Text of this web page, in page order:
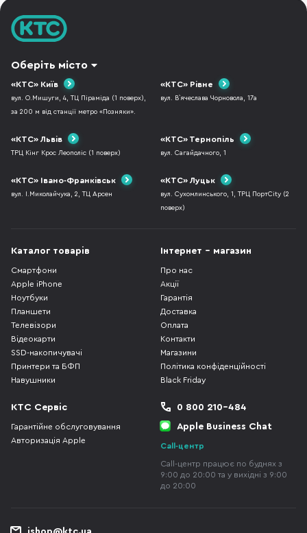
Оберіть місто
«КТС» Київ
вул. О.Мишуги, 4, ТЦ Піраміда (1 поверх),
за 200 м від станції метро «Позняки».
«КТС» Рівне
вул. В`ячеслава Чорновола, 17а
«КТС» Львів
ТРЦ Кінг Крос Леополіс (1 поверх)
«КТС» Тернопіль
вул. Сагайдачного, 1
«КТС» Івано-Франківськ
вул. І.Миколайчука, 2, ТЦ Арсен
«КТС» Луцьк
вул. Сухомлинського, 1, ТРЦ ПортCity (2
поверх)
Каталог товарів
Смартфони
Apple iPhone
Ноутбуки
Планшети
Телевізори
Відеокарти
SSD-накопичувачі
Принтери та БФП
Навушники
Інтернет - магазин
Про нас
Акції
Гарантія
Доставка
Оплата
Контакти
Магазини
Політика конфіденційності
Black Friday
КТС Сервіс
Гарантійне обслуговування
Авторизація Apple
0 800 210-484
Apple Business Chat
Call-центр
Call-центр працює по буднях з
9:00 до 20:00 та у вихідні з 9:00
до 20:00